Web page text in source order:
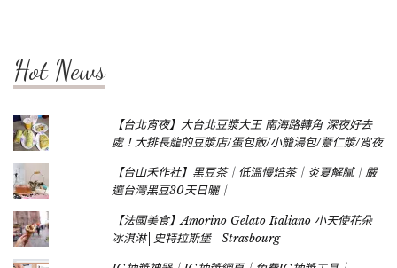
Hot News
【台北宵夜】大台北豆漿大王 南海路轉角 深夜好去
處！大排長龍的豆漿店/蛋包飯/小籠湯包/薏仁漿/宵夜
【台山禾作社】黑豆茶｜低溫慢焙茶｜炎夏解膩｜嚴
選台灣黑豆30天日曬｜
【法國美食】Amorino Gelato Italiano 小天使花朵
冰淇淋│史特拉斯堡│ Strasbourg